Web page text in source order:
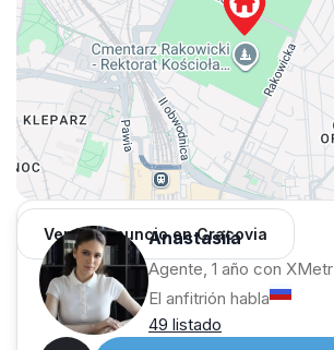
Ver 351 anuncio en Cracovia
Anastasiia
Agente, 1 año con XMetr
El anfitrión habla
49 listado